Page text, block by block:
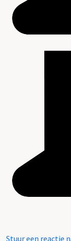
Stuur een reactie